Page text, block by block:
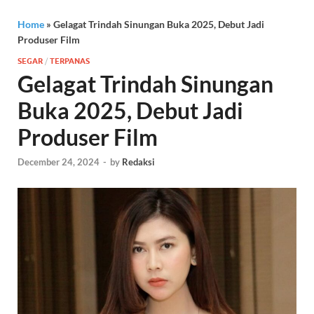
Home » Gelagat Trindah Sinungan Buka 2025, Debut Jadi
Produser Film
SEGAR / TERPANAS
Gelagat Trindah Sinungan
Buka 2025, Debut Jadi
Produser Film
December 24, 2024 - by Redaksi